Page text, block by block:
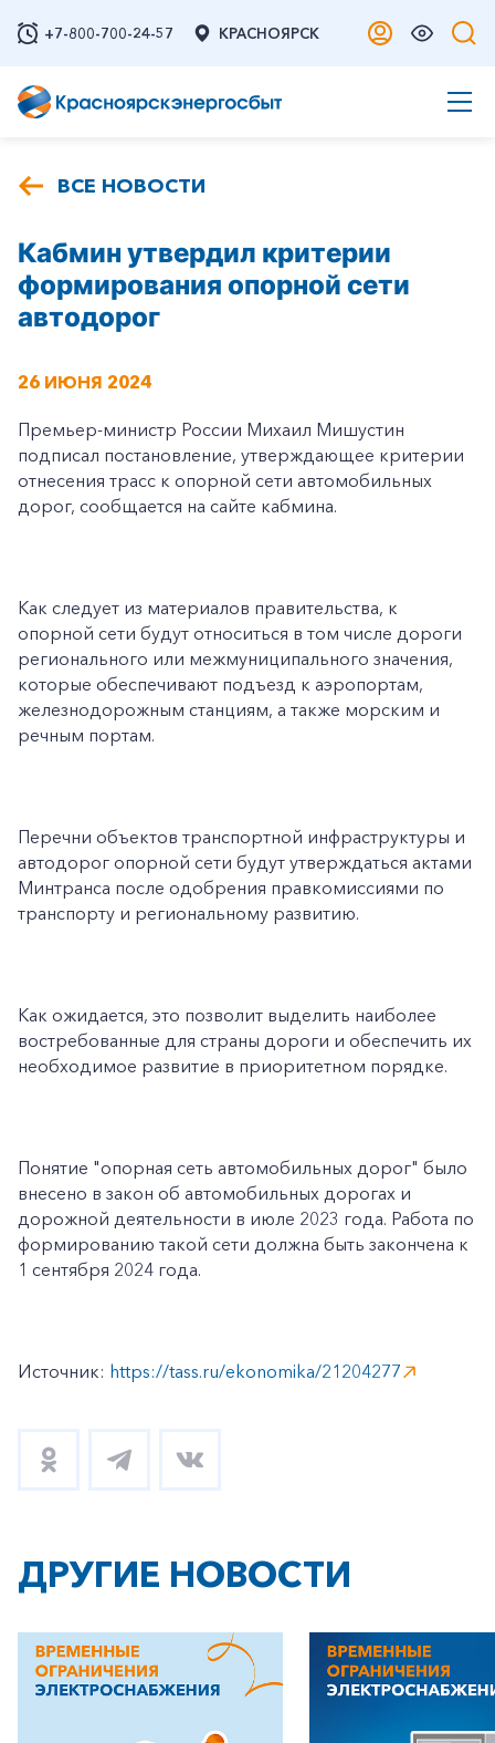
+7-800-700-24-57 КРАСНОЯРСК
ВСЕ НОВОСТИ
Кабмин утвердил критерии
формирования опорной сети
автодорог
26 ИЮНЯ 2024
Премьер-министр России Михаил Мишустин
подписал постановление, утверждающее критерии
отнесения трасс к опорной сети автомобильных
дорог, сообщается на сайте кабмина.
Как следует из материалов правительства, к
опорной сети будут относиться в том числе дороги
регионального или межмуниципального значения,
которые обеспечивают подъезд к аэропортам,
железнодорожным станциям, а также морским и
речным портам.
Перечни объектов транспортной инфраструктуры и
автодорог опорной сети будут утверждаться актами
Минтранса после одобрения правкомиссиями по
транспорту и региональному развитию.
Как ожидается, это позволит выделить наиболее
востребованные для страны дороги и обеспечить их
необходимое развитие в приоритетном порядке.
Понятие "опорная сеть автомобильных дорог" было
внесено в закон об автомобильных дорогах и
дорожной деятельности в июле 2023 года. Работа по
формированию такой сети должна быть закончена к
1 сентября 2024 года.
Источник: https://tass.ru/ekonomika/21204277
ДРУГИЕ НОВОСТИ